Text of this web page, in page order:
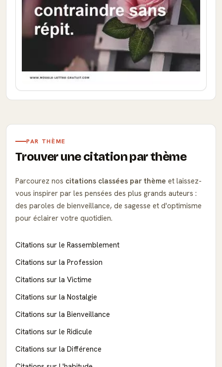
PAR THÈME
Trouver une citation par thème
Parcourez nos citations classées par thème et laissez-
vous inspirer par les pensées des plus grands auteurs :
des paroles de bienveillance, de sagesse et d'optimisme
pour éclairer votre quotidien.
Citations sur le Rassemblement
Citations sur la Profession
Citations sur la Victime
Citations sur la Nostalgie
Citations sur la Bienveillance
Citations sur le Ridicule
Citations sur la Différence